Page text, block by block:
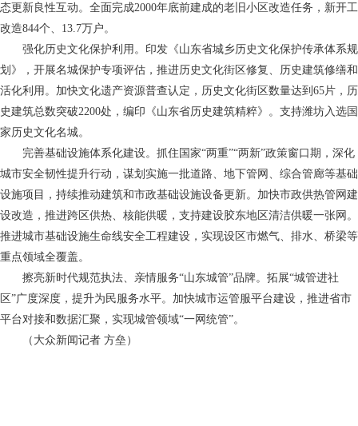
态更新良性互动。全面完成2000年底前建成的老旧小区改造任务，新开工
改造844个、13.7万户。
强化历史文化保护利用。印发《山东省城乡历史文化保护传承体系规
划》，开展名城保护专项评估，推进历史文化街区修复、历史建筑修缮和
活化利用。加快文化遗产资源普查认定，历史文化街区数量达到65片，历
史建筑总数突破2200处，编印《山东省历史建筑精粹》。支持潍坊入选国
家历史文化名城。
完善基础设施体系化建设。抓住国家“两重”“两新”政策窗口期，深化
城市安全韧性提升行动，谋划实施一批道路、地下管网、综合管廊等基础
设施项目，持续推动建筑和市政基础设施设备更新。加快市政供热管网建
设改造，推进跨区供热、核能供暖，支持建设胶东地区清洁供暖一张网。
推进城市基础设施生命线安全工程建设，实现设区市燃气、排水、桥梁等
重点领域全覆盖。
擦亮新时代规范执法、亲情服务“山东城管”品牌。拓展“城管进社
区”广度深度，提升为民服务水平。加快城市运管服平台建设，推进省市
平台对接和数据汇聚，实现城管领域“一网统管”。
（大众新闻记者 方垒）